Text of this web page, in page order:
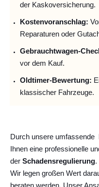
der Kaskoversicherung.
Kostenvoranschlag:
Reparaturen oder
Gebrauchtwagen-
vor dem Kauf.
Oldtimer-Bewertung:
klassischer Fahrzeuge.
Durch unsere umfassende
Ihnen eine professionelle
der Schadensregulierung.
Wir legen großen Wert